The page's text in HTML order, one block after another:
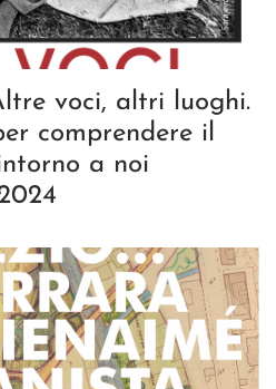
voci, altri luoghi.
comprendere il
a noi